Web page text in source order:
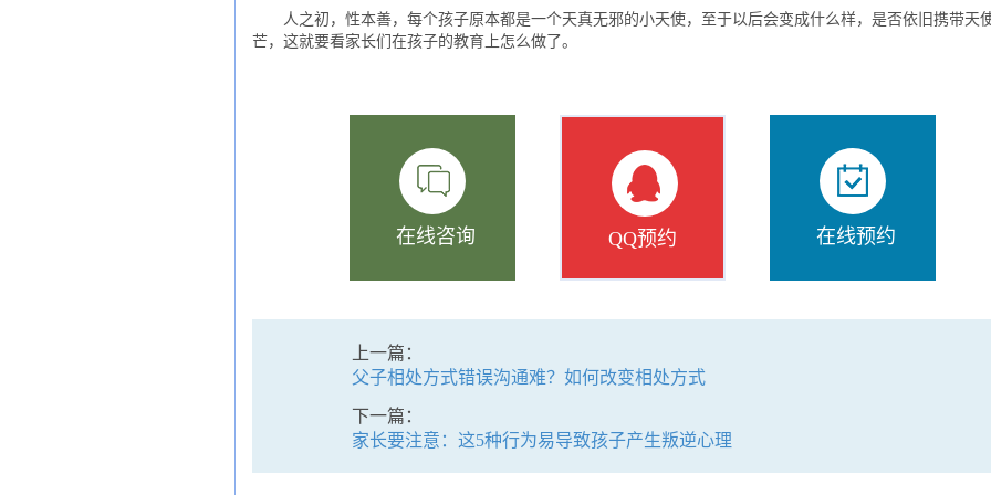
人之初，性本善，每个孩子原本都是一个天真无邪的小天使，至于以后会变成什么样，是否依旧携带天
芒，这就要看家长们在孩子的教育上怎么做了。
在线咨询 QQ预约 在线预约
上一篇：
父子相处方式错误沟通难？如何改变相处方式
下一篇：
家长要注意：这5种行为易导致孩子产生叛逆心理